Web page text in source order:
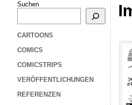
Suchen
CARTOONS
COMICS
COMICSTRIPS
VERÖFFENTLICHUNGEN
REFERENZEN